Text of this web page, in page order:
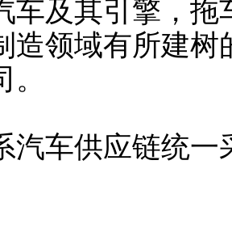
车及其引擎，
造领域有所建
汽车供应链统